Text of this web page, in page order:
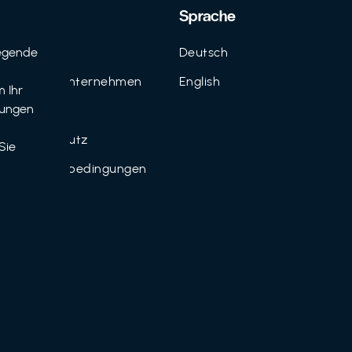
Kontakt
FAQ für Unternehmen
Imprint
Datenschutz
Nutzungsbedingungen
Sprache
Deutsch
English
Ihr